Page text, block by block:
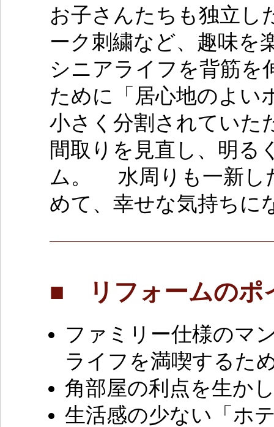
お子さんたちも独立し
ーク刺繍など、趣味を
シニアライフを背筋を
ために「居心地のよ
小さく分割されていた
間取りを見直し、明る
ム。 水周りも一新し
めて、幸せな気持ち
■ リフォームの
ファミリー仕様のマ
ライフを満喫するた
角部屋の利点を生か
生活感の少ない「ホ